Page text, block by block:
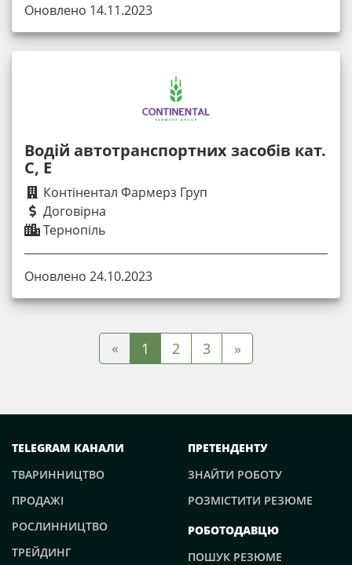
Оновлено 14.11.2023
Водій автотранспортних засобів кат.
С, Е
Контінентал Фармерз Груп
Договірна
Тернопіль
Оновлено 24.10.2023
« 1 2 3 »
TELEGRAM КАНАЛИ
ТВАРИННИЦТВО
ПРОДАЖІ
РОСЛИННИЦТВО
ТРЕЙДИНГ
ПРЕТЕНДЕНТУ
ЗНАЙТИ РОБОТУ
РОЗМІСТИТИ РЕЗЮМЕ
РОБОТОДАВЦЮ
ПОШУК РЕЗЮМЕ